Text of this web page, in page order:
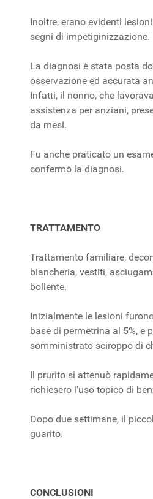
Inoltre, erano evidenti
segni di impetiginizzazione.
La diagnosi è stata posta
osservazione ed accurata
Infatti, il nonno, che
assistenza per anziani,
da mesi.
Fu anche praticato un
confermò la diagnosi.
TRATTAMENTO
Trattamento familiare,
biancheria, vestiti,
bollente.
Inizialmente le lesioni
base di permetrina al 5%, e
somministrato sciroppo di
Il prurito si attenuò
richiesero l'uso topico di
Dopo due settimane, il
guarito.
CONCLUSIONI